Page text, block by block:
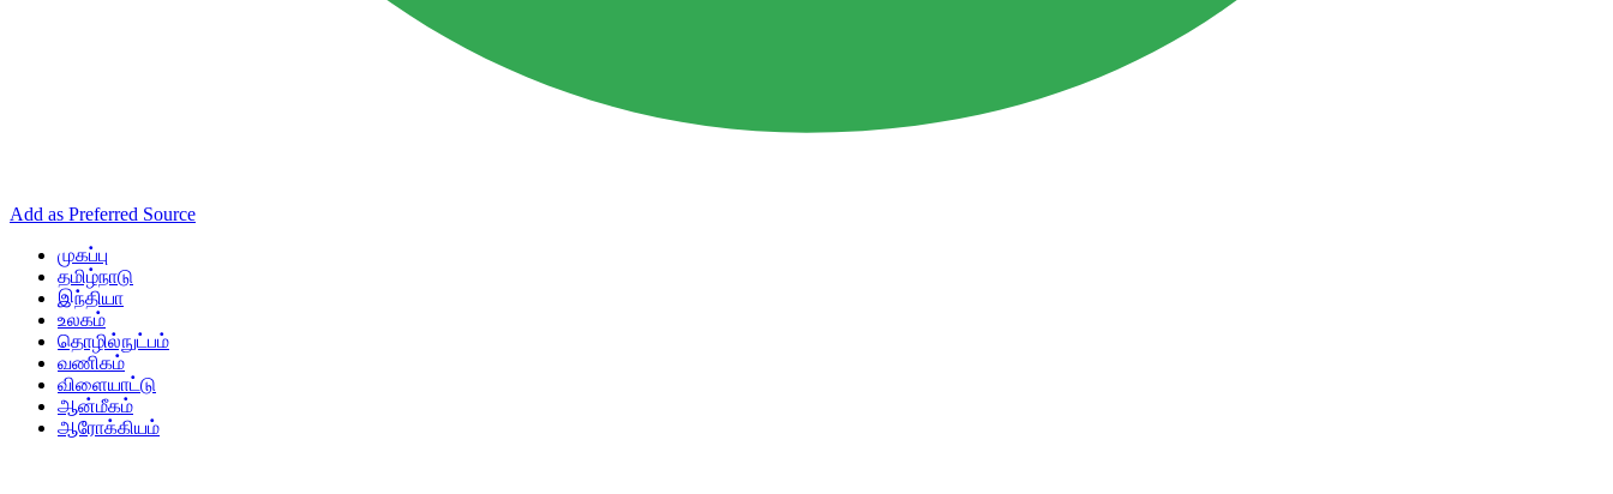
Add as Preferred Source
முகப்பு
தமிழ்நாடு
இந்தியா
உலகம்
தொழில்நுட்பம்
வணிகம்
விளையாட்டு
ஆன்மீகம்
ஆரோக்கியம்